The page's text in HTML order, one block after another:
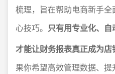
梳理，旨在帮助电商新手
心技巧。 只有用专业化、自
才能让财务报表真正成为店
果你希望高效管理数据、